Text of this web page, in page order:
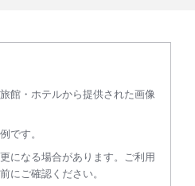
館・ホテルから提供された画像
です。
になる場合があります。ご利用
にご確認ください。